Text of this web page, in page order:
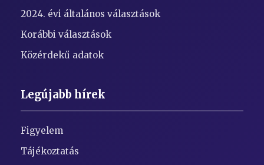
2024. évi általános választások
Korábbi választások
Közérdekű adatok
Legújabb hírek
Figyelem
Tájékoztatás